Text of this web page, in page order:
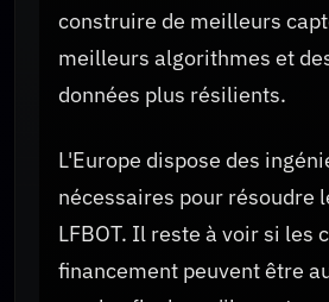
construire de meilleurs
meilleurs algorithmes et
données plus résilients.
L'Europe dispose des
nécessaires pour résoudre
LFBOT. Il reste à voir si les
financement peuvent être